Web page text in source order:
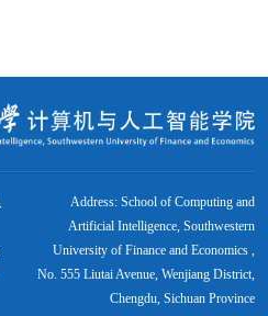
Address: School of Computing and
Artificial Intelligence, Southwestern
University of Finance and Economics ,
No. 555 Liutai Avenue, Wenjiang District,
Chengdu, Sichuan Province